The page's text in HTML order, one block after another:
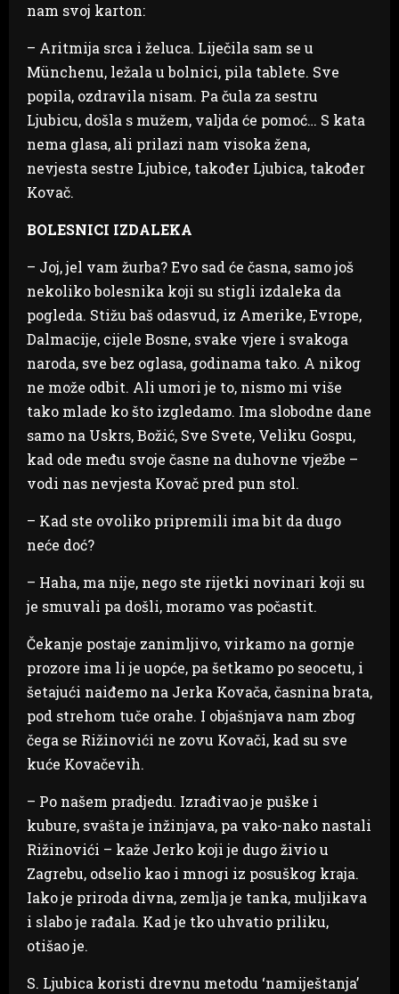
nam svoj karton:
– Aritmija srca i želuca. Liječila sam se u
Münchenu, ležala u bolnici, pila tablete. Sve
popila, ozdravila nisam. Pa čula za sestru
Ljubicu, došla s mužem, valjda će pomoć… S kata
nema glasa, ali prilazi nam visoka žena,
nevjesta sestre Ljubice, također Ljubica, također
Kovač.
BOLESNICI IZDALEKA
– Joj, jel vam žurba? Evo sad će časna, samo još
nekoliko bolesnika koji su stigli izdaleka da
pogleda. Stižu baš odasvud, iz Amerike, Evrope,
Dalmacije, cijele Bosne, svake vjere i svakoga
naroda, sve bez oglasa, godinama tako. A nikog
ne može odbit. Ali umori je to, nismo mi više
tako mlade ko što izgledamo. Ima slobodne dane
samo na Uskrs, Božić, Sve Svete, Veliku Gospu,
kad ode među svoje časne na duhovne vježbe –
vodi nas nevjesta Kovač pred pun stol.
– Kad ste ovoliko pripremili ima bit da dugo
neće doć?
– Haha, ma nije, nego ste rijetki novinari koji su
je smuvali pa došli, moramo vas počastit.
Čekanje postaje zanimljivo, virkamo na gornje
prozore ima li je uopće, pa šetkamo po seocetu, i
šetajući naiđemo na Jerka Kovača, časnina brata,
pod strehom tuče orahe. I objašnjava nam zbog
čega se Rižinovići ne zovu Kovači, kad su sve
kuće Kovačevih.
– Po našem pradjedu. Izrađivao je puške i
kubure, svašta je inžinjava, pa vako-nako nastali
Rižinovići – kaže Jerko koji je dugo živio u
Zagrebu, odselio kao i mnogi iz posuškog kraja.
Iako je priroda divna, zemlja je tanka, muljikava
i slabo je rađala. Kad je tko uhvatio priliku,
otišao je.
S. Ljubica koristi drevnu metodu ‘namiještanja’